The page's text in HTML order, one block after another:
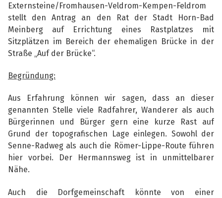
Externsteine/Fromhausen-Veldrom-Kempen-Feldrom
stellt den Antrag an den Rat der Stadt Horn-Bad
Meinberg auf Errichtung eines Rastplatzes mit
Sitzplätzen im Bereich der ehemaligen Brücke in der
Straße „Auf der Brücke“.
Begründung:
Aus Erfahrung können wir sagen, dass an dieser
genannten Stelle viele Radfahrer, Wanderer als auch
Bürgerinnen und Bürger gern eine kurze Rast auf
Grund der topografischen Lage einlegen. Sowohl der
Senne-Radweg als auch die Römer-Lippe-Route führen
hier vorbei. Der Hermannsweg ist in unmittelbarer
Nähe.
Auch die Dorfgemeinschaft könnte von einer